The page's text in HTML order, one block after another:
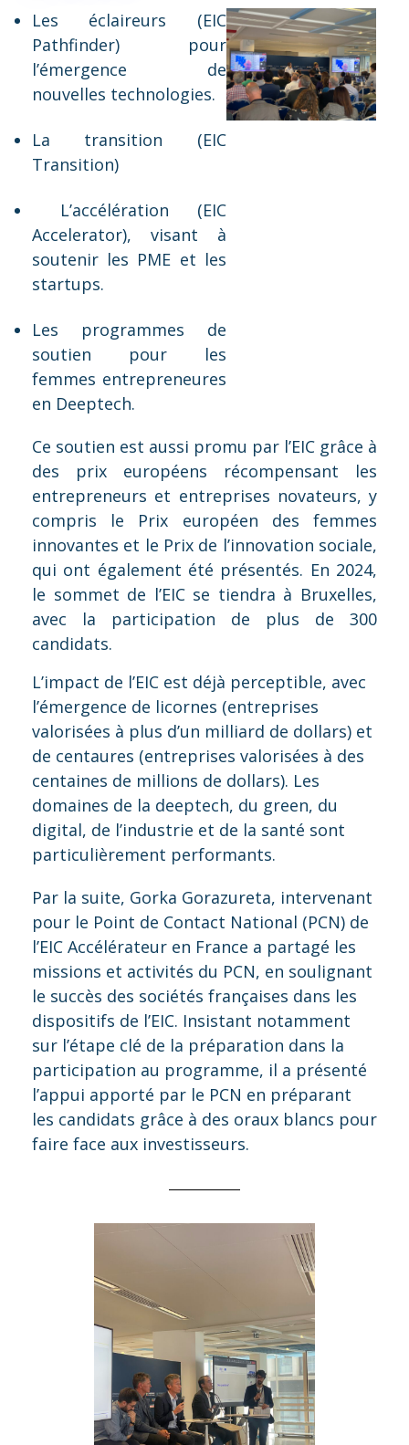
Les éclaireurs (EIC
Pathfinder) pour
l’émergence de
nouvelles technologies.
La transition (EIC
Transition)
L’accélération (EIC
Accelerator), visant à
soutenir les PME et les
startups.
Les programmes de
soutien pour les
femmes entrepreneures
en Deeptech.
Ce soutien est aussi promu par l’EIC grâce à
des prix européens récompensant les
entrepreneurs et entreprises novateurs, y
compris le Prix européen des femmes
innovantes et le Prix de l’innovation sociale,
qui ont également été présentés. En 2024,
le sommet de l’EIC se tiendra à Bruxelles,
avec la participation de plus de 300
candidats.
L’impact de l’EIC est déjà perceptible, avec
l’émergence de licornes (entreprises
valorisées à plus d’un milliard de dollars) et
de centaures (entreprises valorisées à des
centaines de millions de dollars). Les
domaines de la deeptech, du green, du
digital, de l’industrie et de la santé sont
particulièrement performants.
Par la suite, Gorka Gorazureta, intervenant
pour le Point de Contact National (PCN) de
l’EIC Accélérateur en France a partagé les
missions et activités du PCN, en soulignant
le succès des sociétés françaises dans les
dispositifs de l’EIC. Insistant notamment
sur l’étape clé de la préparation dans la
participation au programme, il a présenté
l’appui apporté par le PCN en préparant
les candidats grâce à des oraux blancs pour
faire face aux investisseurs.